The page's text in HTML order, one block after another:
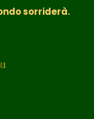
sorriderà.